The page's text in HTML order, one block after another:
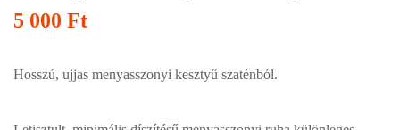
5 000 Ft
Hosszú, ujjas menyasszonyi kesztyű szaténból.